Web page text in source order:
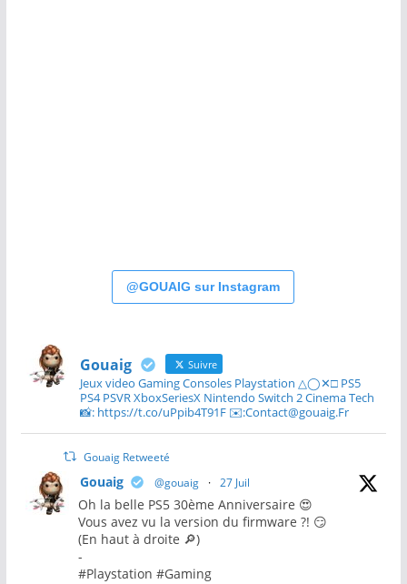
@GOUAIG sur Instagram
Gouaig Suivre
Jeux video Gaming Consoles Playstation △◯✕□ PS5
PS4 PSVR XboxSeriesX Nintendo Switch 2 Cinema Tech
📸: https://t.co/uPpib4T91F ✉️:Contact@gouaig.Fr
Gouaig Retweeté
Gouaig @gouaig · 27 Juil
Oh la belle PS5 30ème Anniversaire 😍
Vous avez vu la version du firmware ?! 😏
(En haut à droite 🔎)
-
#Playstation #Gaming